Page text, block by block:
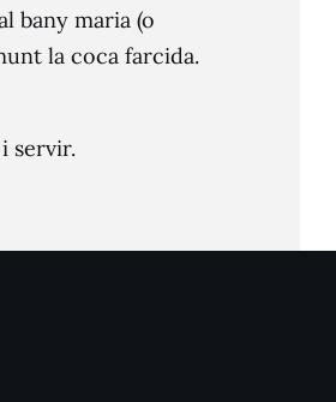
bany maria (o
la coca farcida.
servir.